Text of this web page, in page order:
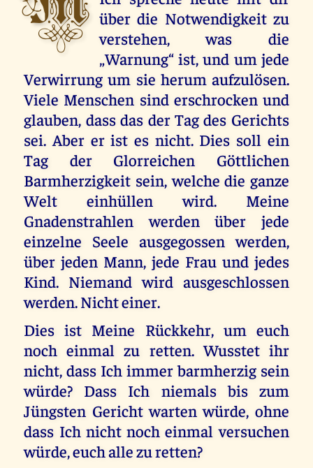
über die Notwendigkeit zu
verstehen, was die
„Warnung“ ist, und um jede
Verwirrung um sie herum aufzulösen.
Viele Menschen sind erschrocken und
glauben, dass das der Tag des Gerichts
sei. Aber er ist es nicht. Dies soll ein
Tag der Glorreichen Göttlichen
Barmherzigkeit sein, welche die ganze
Welt einhüllen wird. Meine
Gnadenstrahlen werden über jede
einzelne Seele ausgegossen werden,
über jeden Mann, jede Frau und jedes
Kind. Niemand wird ausgeschlossen
werden. Nicht einer.
Dies ist Meine Rückkehr, um euch
noch einmal zu retten. Wusstet ihr
nicht, dass Ich immer barmherzig sein
würde? Dass Ich niemals bis zum
Jüngsten Gericht warten würde, ohne
dass Ich nicht noch einmal versuchen
würde, euch alle zu retten?